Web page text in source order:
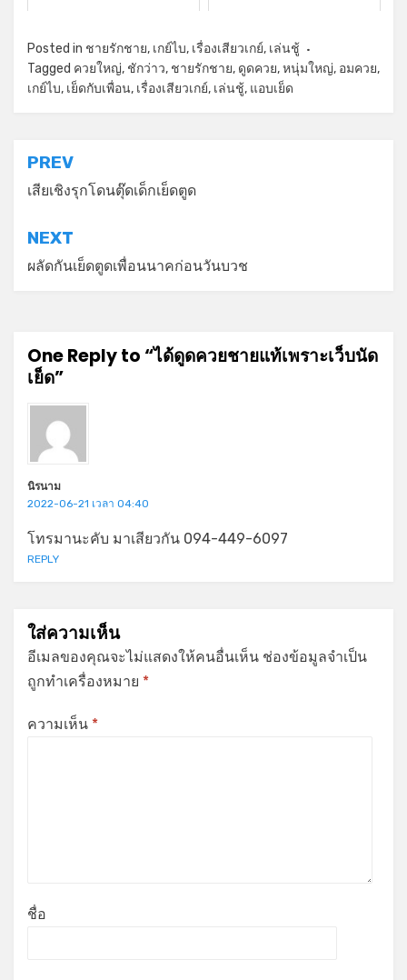
Posted in ชายรักชาย, เกย์ไบ, เรื่องเสียวเกย์, เล่นชู้
Tagged ควยใหญ่, ชักว่าว, ชายรักชาย, ดูดควย,หนุ่มใหญ่, อมควย,
เกย์ไบ, เย็ดกับเพื่อน, เรื่องเสียวเกย์, เล่นชู้, แอบเย็ด
แนะแนว
เรื่อง
PREV
เสียเชิงรุกโดนตุ๊ดเด็กเย็ดตูด
NEXT
ผลัดกันเย็ดตูดเพื่อนนาคก่อนวันบวช
One Reply to “ได้ดูดควยชายแท้เพราะเว็บนัด
เย็ด”
นิรนาม
2022-06-21 เวลา 04:40
โทรมานะคับ มาเสียวกัน 094-449-6097
REPLY
ใส่ความเห็น
อีเมลของคุณจะไม่แสดงให้คนอื่นเห็น ช่องข้อมูลจำเป็น
ถูกทำเครื่องหมาย *
ความเห็น *
ชื่อ